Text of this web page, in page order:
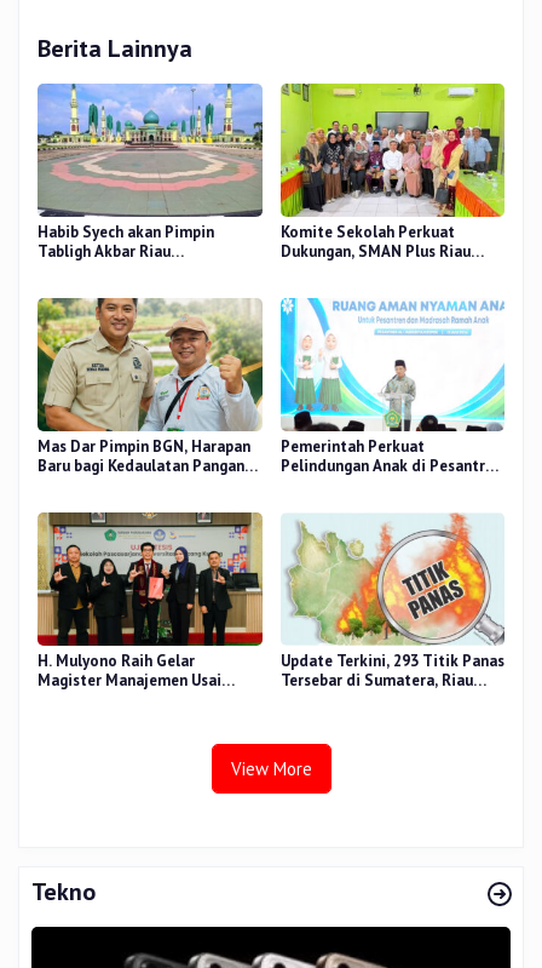
Berita Lainnya
Habib Syech akan Pimpin
Tabligh Akbar Riau
Komite Sekolah Perkuat
Dukungan, SMAN Plus Riau
Mas Dar Pimpin BGN, Harapan
Baru bagi Kedaulatan Pangan
Pemerintah Perkuat
Pelindungan Anak di Pesantren
H. Mulyono Raih Gelar
Magister Manajemen Usai
Update Terkini, 293 Titik Panas
Tersebar di Sumatera, Riau
View More
Tekno